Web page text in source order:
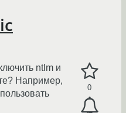
0
ntlm и
Например,